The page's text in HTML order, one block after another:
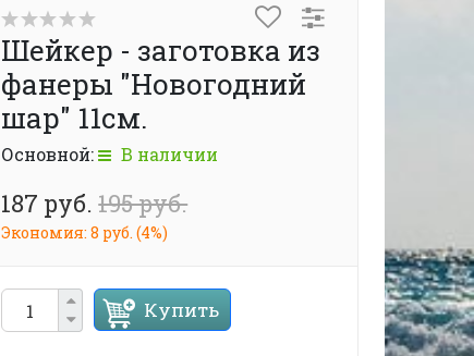
Шейкер - заготовка из
фанеры "Новогодний
шар" 11см.
Основной: В наличии
187 руб. 195 руб.
Экономия:8 руб. (4%)
Купить